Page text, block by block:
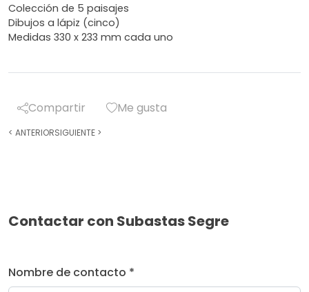
Colección de 5 paisajes
Dibujos a lápiz (cinco)
Medidas 330 x 233 mm cada uno
Compartir Me gusta
< ANTERIORSIGUIENTE >
Contactar con Subastas Segre
Nombre de contacto *